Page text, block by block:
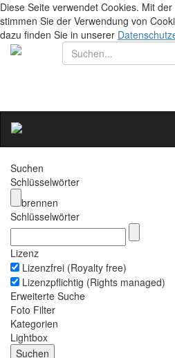
Diese Seite verwendet Cookies. Mit
stimmen Sie der Verwendung von
dazu finden Sie in unserer
Suchen
Schlüsselwörter
brennen
Schlüsselwörter
Lizenz
Lizenzfrei (Royalty free)
Lizenzpflichtig (Rights managed)
Erweiterte Suche
Foto Filter
Kategorien
Lightbox